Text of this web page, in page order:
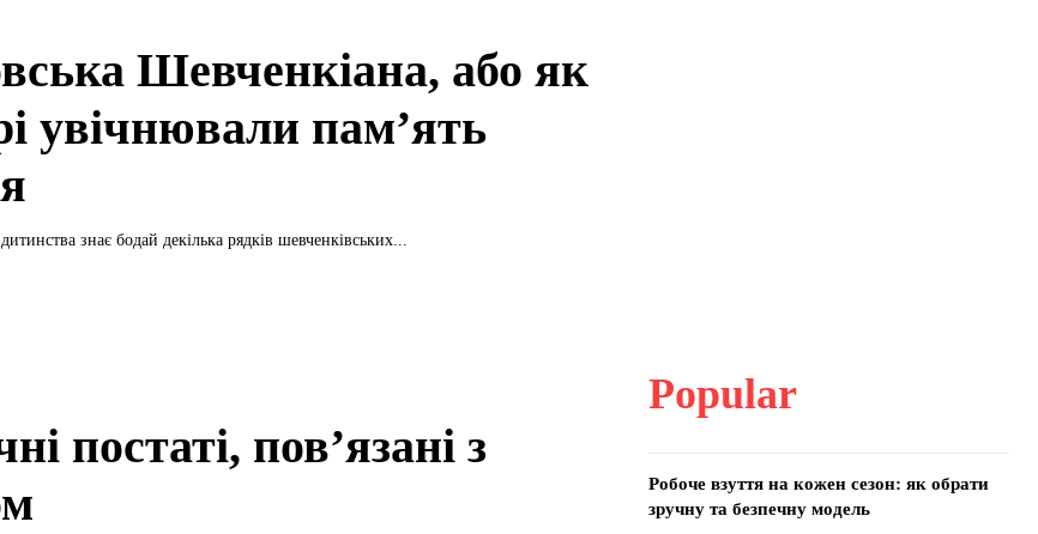
Шевченкіана, або як
увічнювали пам’ять
знає бодай декілька рядків шевченківських...
постаті, повʼязані з
Popular
Робоче взуття на кожен сезон: як обрати
зручну та безпечну модель